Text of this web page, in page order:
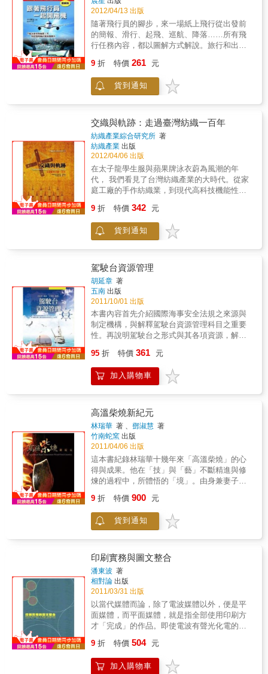
能忽視文化的影響。編者希望本書的集結出
版，能夠為航太留下歷史紀錄，貢獻一己的微
薄心力。本書特色將過去四十年中《科學月
刊》所刊載的各學科文章按編成專書。
2012/04/13 出版
隨著飛行員的腳步，來一場紙上飛行從出發前
的簡報、滑行、起飛、巡航、降落……所有飛
行任務內容，都以圖解方式解說。旅行和出差
做什麼」產生莫大的好奇心？正是因為連飛行
員踏入駕駛艙這些過程都看不到，反而更加加
深了我們的疑惑。透過這本書，從出發前的準
內容，都將以彩色圖解方式實況報導。◎駕駛
艙和儀表板長什麼樣子？◎要飛多快、飛多
高，飛多遠？◎如何克服緊急情況與搖晃，怎
樣安全降落？◎駕駛艙裡的各種聲音所代表的
意義？◎開飛機和開車的大不同◎詳細解說波
音B777與空中巴士A330駕駛上的不同本書特色
1、用彩色插圖說明飛機如何駕駛，淺顯易懂。
2、飛行員的任務完全解說3、本書帶讀者進入
乘客止步的駕駛艙，看飛行員如何駕駛飛機，
足「開飛機」的乾癮。
9 折 特價 261 元
貨到通知
交織與軌跡：走過臺灣紡織一百年
紡織產業綜合研究所 著
紡織產業 出版
2012/04/06 出版
在太子龍學生服與蘋果牌泳衣蔚為風潮的年
代， 我們看見了台灣紡織產業的大時代。從家
庭工廠的手作紡織業，到現代高科技機能性布
發，以人物、庶民生活、潮流、事件、政策、
品牌等角度，記述台灣紡織產業一百年來的發
展歷程與故事，讓六年級以上的朋友重拾曾經
台灣紡織產業史上，人、事、物的精彩軌跡，
也闡述台灣紡織工業的發展經緯。◎為台灣紡
織產業在文化、社會、國際經濟與民生工業發
展上，留下顯著卻也具趣味性的紀錄。◎柔性
描繪台灣紡織達人在創業、經營管理、研發及
人才培養之經營商道。
9 折 特價 342 元
貨到通知
駕駛台資源管理
胡延章 著
五南 出版
2011/10/01 出版
本書內容首先介紹國際海事安全法規之來源與
制定機構，與解釋駕駛台資源管理科目之重要
性。再說明駕駛台之形式與其各項資源，解釋
駛台團隊之成員。由於所有駕駛台相關資源之
收集與管理運用，完全是由駕駛台團隊成員擔
任，說明了駕駛台團隊成員之重要性。因此，
畫之制定、執行與監測均強調重複檢核之重要
性。此外，船上對內對外的通信，亦應注意其
內容重點與簡潔明晰之傳達。電子海圖顯示與
資訊系統為一相當進步與實用之航海儀器，本
書對於電子海圖之製成、相關規定與使用注意
事項亦有詳細說明。引水人在船一章乃強調駕
駛台團隊之成員，切不可因為引水人在船而疏
於航行應注意之事項。船上潛在危機、緊急情
況與應變處理部分，本書亦予解說並列出各種
之案例提出，檢討原因及說明防範之道。
95 折 特價 361 元
加入購物車
高溫柴燒新紀元
林瑞華 著 、鄧淑慧 著
竹南蛇窯 出版
2011/04/06 出版
這本書紀錄林瑞華十幾年來「高溫柴燒」的心
得與成果。他在「技」與「藝」不斷精進與修
煉的過程中，所體悟的「境」。由身兼妻子、
介紹……有一部分的篇幅是由林瑞華自己所
寫、或是口述學生紀錄。所以這本書有兩個人
在說話……本書特色◎全彩印刷，忠實呈現高
◎訴說柴燒陶藝的美學價值及藝術精神。◎對
高溫柴燒的推廣－－薪傳：承先啟後的精神。
9 折 特價 900 元
貨到通知
印刷實務與圖文整合
潘東波 著
相對論 出版
2011/03/31 出版
以當代媒體而論，除了電波媒體以外，便是平
面媒體，而平面媒體，就是指全部使用印刷方
才「完成」的作品。即使電波有聲光化電的優
賞、便於收藏的優點，為電波媒體所不能取
代。不只如此，從包裝、服飾、交通、工業產
品之標識、景觀展場之看板、建材之紋飾…等
9 折 特價 504 元
加入購物車